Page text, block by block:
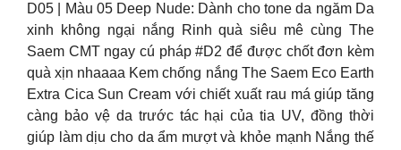
D05 | Màu 05 Deep Nude: Dành cho tone da ngăm Da
xinh không ngại nắng Rinh quà siêu mê cùng The
Saem CMT ngay cú pháp #D2 để được chốt đơn kèm
quà xịn nhaaaa Kem chống nắng The Saem Eco Earth
Extra Cica Sun Cream với chiết xuất rau má giúp tăng
càng bảo vệ da trước tác hại của tia UV, đồng thời
giúp làm dịu cho da ẩm mượt và khỏe mạnh Nắng thế